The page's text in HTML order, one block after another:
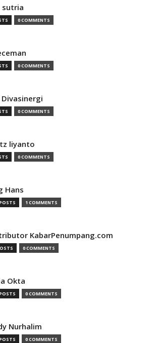
sutria
0 COMMENTS
0 COMMENTS
Divasinergi
0 COMMENTS
liyanto
0 COMMENTS
Hans
1 COMMENTS
KabarPenumpang.com
0 COMMENTS
Okta
0 COMMENTS
Nurhalim
0 COMMENTS